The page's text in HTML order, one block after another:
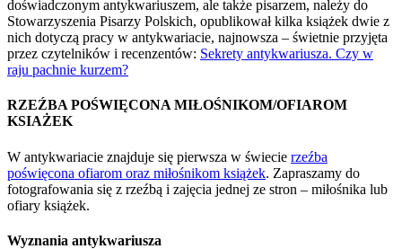
doświadczonym antykwariuszem, ale także pisarzem, należy do
Stowarzyszenia Pisarzy Polskich, opublikował kilka książek dwie z
nich dotyczą pracy w antykwariacie, najnowsza – świetnie przyjęta
przez czytelników i recenzentów: Sekrety antykwariusza. Czy w
raju pachnie kurzem?
RZEŹBA POŚWIĘCONA MIŁOŚNIKOM/OFIAROM
KSIAŻEK
W antykwariacie znajduje się pierwsza w świecie rzeźba
poświęcona ofiarom oraz miłośnikom książek. Zapraszamy do
fotografowania się z rzeźbą i zajęcia jednej ze stron – miłośnika lub
ofiary książek.
Wyznania antykwariusza